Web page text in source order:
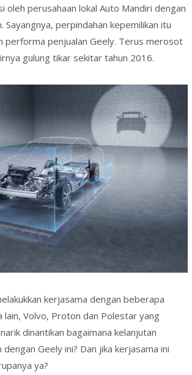
oleh perusahaan lokal Auto Mandiri dengan
Sayangnya, perpindahan kepemilikan itu
performa penjualan Geely. Terus merosot
gulung tikar sekitar tahun 2016.
kerjasama dengan beberapa
lain, Volvo, Proton dan Polestar yang
dinantikan bagaimana kelanjutan
Geely ini? Dan jika kerjasama ini
ya?